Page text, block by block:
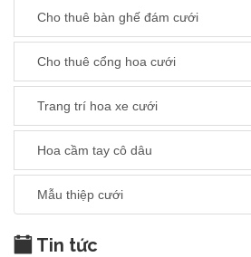
Cho thuê bàn ghế đám cưới
Cho thuê cổng hoa cưới
Trang trí hoa xe cưới
Hoa cầm tay cô dâu
Mẫu thiệp cưới
Tin tức